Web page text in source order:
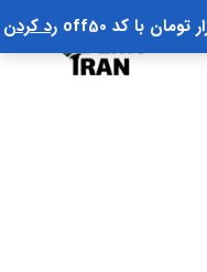
رد کردن